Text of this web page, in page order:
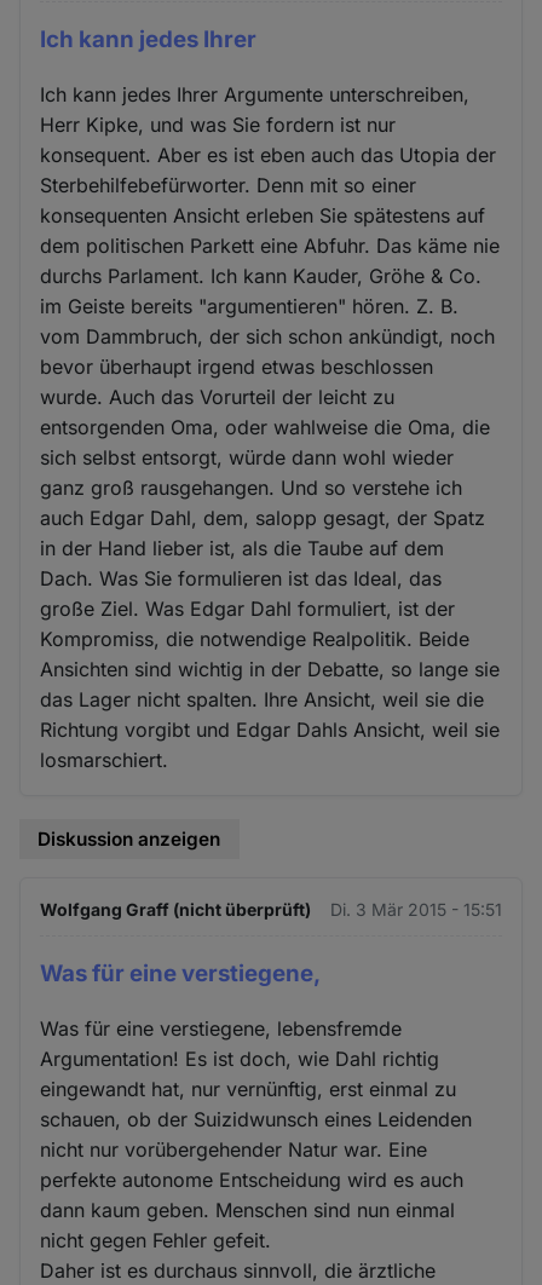
Ich kann jedes Ihrer
Ich kann jedes Ihrer Argumente unterschreiben,
Herr Kipke, und was Sie fordern ist nur
konsequent. Aber es ist eben auch das Utopia der
Sterbehilfebefürworter. Denn mit so einer
konsequenten Ansicht erleben Sie spätestens auf
dem politischen Parkett eine Abfuhr. Das käme nie
durchs Parlament. Ich kann Kauder, Gröhe & Co.
im Geiste bereits "argumentieren" hören. Z. B.
vom Dammbruch, der sich schon ankündigt, noch
bevor überhaupt irgend etwas beschlossen
wurde. Auch das Vorurteil der leicht zu
entsorgenden Oma, oder wahlweise die Oma, die
sich selbst entsorgt, würde dann wohl wieder
ganz groß rausgehangen. Und so verstehe ich
auch Edgar Dahl, dem, salopp gesagt, der Spatz
in der Hand lieber ist, als die Taube auf dem
Dach. Was Sie formulieren ist das Ideal, das
große Ziel. Was Edgar Dahl formuliert, ist der
Kompromiss, die notwendige Realpolitik. Beide
Ansichten sind wichtig in der Debatte, so lange sie
das Lager nicht spalten. Ihre Ansicht, weil sie die
Richtung vorgibt und Edgar Dahls Ansicht, weil sie
losmarschiert.
Diskussion anzeigen
Wolfgang Graff (nicht überprüft) Di. 3 Mär 2015 - 15:51
Was für eine verstiegene,
Was für eine verstiegene, lebensfremde
Argumentation! Es ist doch, wie Dahl richtig
eingewandt hat, nur vernünftig, erst einmal zu
schauen, ob der Suizidwunsch eines Leidenden
nicht nur vorübergehender Natur war. Eine
perfekte autonome Entscheidung wird es auch
dann kaum geben. Menschen sind nun einmal
nicht gegen Fehler gefeit.
Daher ist es durchaus sinnvoll, die ärztliche